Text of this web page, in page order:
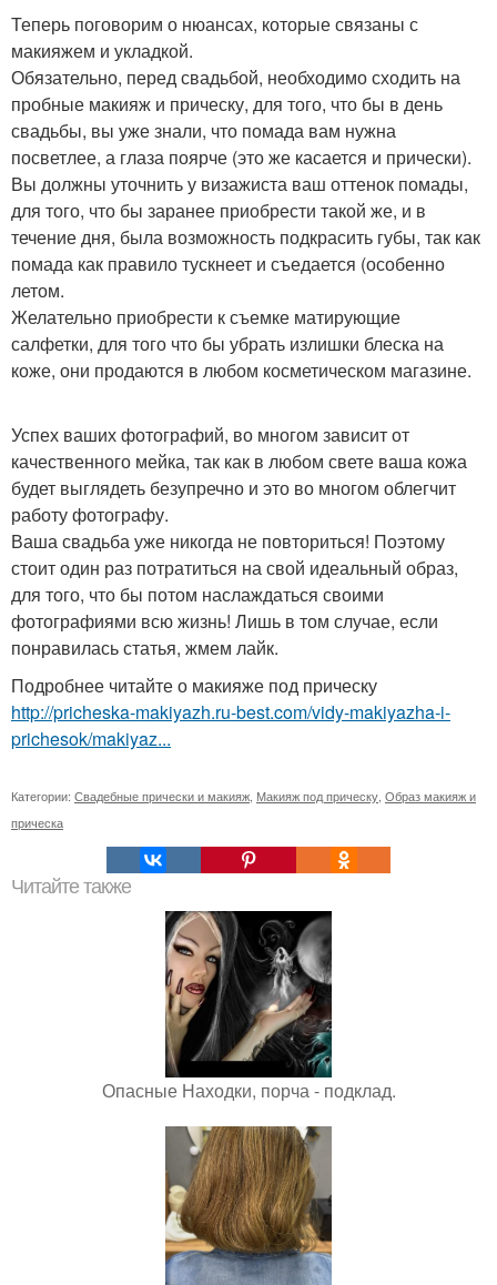
Теперь поговорим о нюансах, которые связаны с
макияжем и укладкой.
Обязательно, перед свадьбой, необходимо сходить на
пробные макияж и прическу, для того, что бы в день
свадьбы, вы уже знали, что помада вам нужна
посветлее, а глаза поярче (это же касается и прически).
Вы должны уточнить у визажиста ваш оттенок помады,
для того, что бы заранее приобрести такой же, и в
течение дня, была возможность подкрасить губы, так как
помада как правило тускнеет и съедается (особенно
летом.
Желательно приобрести к съемке матирующие
салфетки, для того что бы убрать излишки блеска на
коже, они продаются в любом косметическом магазине.
Успех ваших фотографий, во многом зависит от
качественного мейка, так как в любом свете ваша кожа
будет выглядеть безупречно и это во многом облегчит
работу фотографу.
Ваша свадьба уже никогда не повториться! Поэтому
стоит один раз потратиться на свой идеальный образ,
для того, что бы потом наслаждаться своими
фотографиями всю жизнь! Лишь в том случае, если
понравилась статья, жмем лайк.
Подробнее читайте о макияже под прическу
http://pricheska-makiyazh.ru-best.com/vidy-makiyazha-i-
prichesok/makiyaz...
Категории: Свадебные прически и макияж Макияж под прическу Образ макияж и
прическа
Читайте также
Опасные Находки, порча - подклад.